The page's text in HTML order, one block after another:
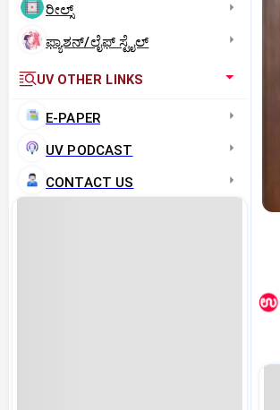
ರೀಲ್ಸ್
ಫ್ಯಾಶನ್/ಲೈಫ್‌ ಸ್ಟೈಲ್
UV OTHER LINKS
E-PAPER
UV PODCAST
CONTACT US